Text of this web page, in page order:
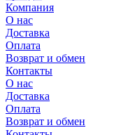
Компания
О нас
Доставка
Оплата
Возврат и обмен
Контакты
О нас
Доставка
Оплата
Возврат и обмен